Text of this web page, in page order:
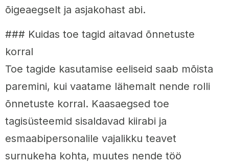
õigeaegselt ja asjakohast abi.
### Kuidas toe tagid aitavad õnnetuste
korral
Toe tagide kasutamise eeliseid saab mõista
paremini, kui vaatame lähemalt nende rolli
õnnetuste korral. Kaasaegsed toe
tagisüsteemid sisaldavad kiirabi ja
esmaabipersonalile vajalikku teavet
surnukeha kohta, muutes nende töö